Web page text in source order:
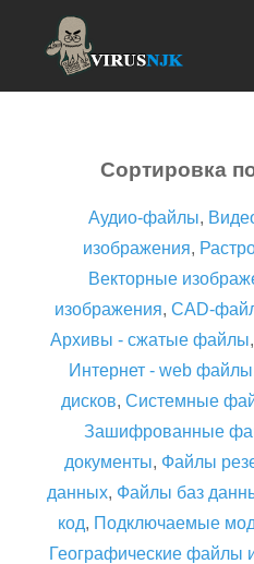
Сортировка
Аудио-файлы,
изображения,
Векторные
изображения, CAD-
Архивы - сжатые файлы,
Интернет - web файлы
дисков, Системные
Зашифрованные
документы, Файлы
данных, Файлы баз
код, Подключаемые
Географические файлы